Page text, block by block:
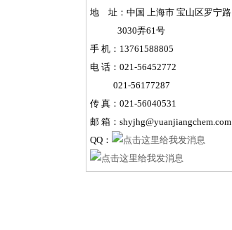
地 址：中国 上海市 宝山区罗宁路
3030弄61号
手 机 ： 13761588805
电 话：021-56452772
021-56177287
传 真：021-56040531
邮 箱：shyjhg@yuanjiangchem.com
QQ：